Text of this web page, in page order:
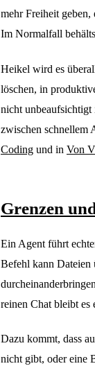
mehr Freiheit
Im Normalfall
Heikel wird es
löschen, in
nicht
zwischen schnellem
Coding und in Von
Grenzen
Ein Agent führt
Befehl kann Dateien
reinen Chat bleibt es
Dazu kommt, dass
nicht gibt, oder eine